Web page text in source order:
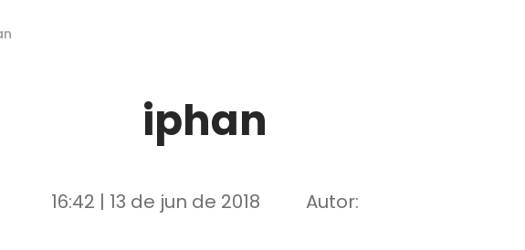
iphan
16:42 | 13 de jun de 2018 Autor: